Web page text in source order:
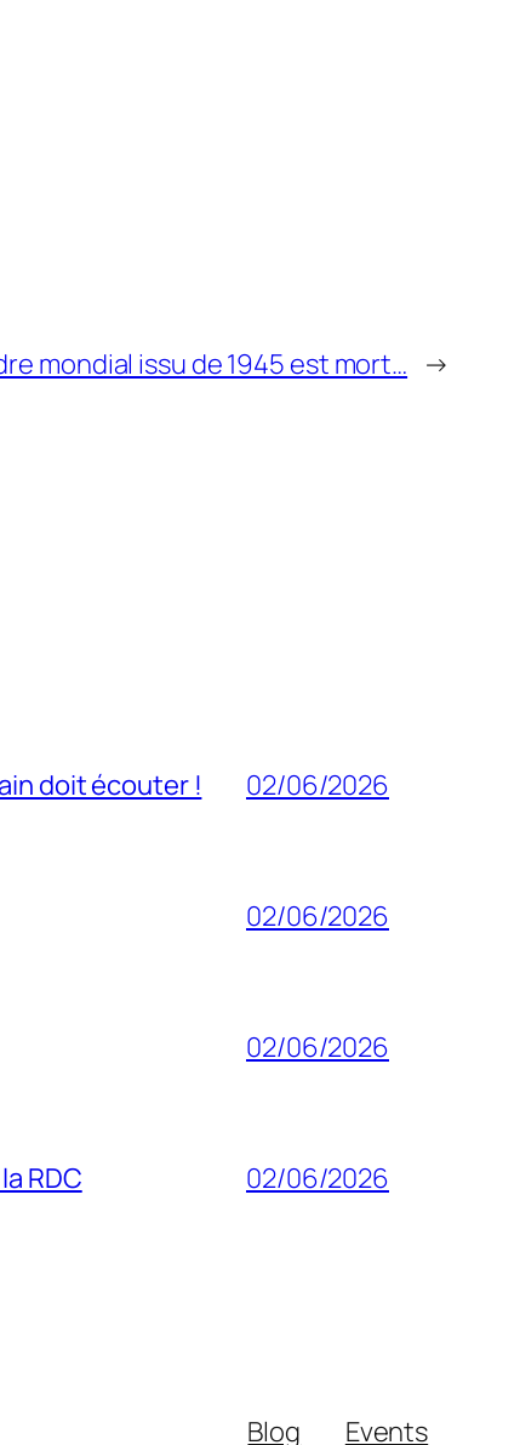
mondial issu de 1945 est mort… →
doit écouter ! 02/06/2026
02/06/2026
02/06/2026
RDC 02/06/2026
Blog Events